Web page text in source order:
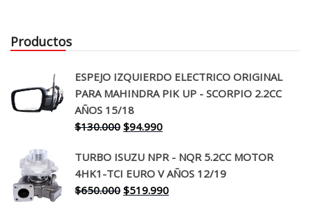
Productos
ESPEJO IZQUIERDO ELECTRICO ORIGINAL
PARA MAHINDRA PIK UP - SCORPIO 2.2CC
AÑOS 15/18
$130.000 El
original
era:
$130.000.
$94.990El
actual
es:
$94.990.
TURBO ISUZU NPR - NQR 5.2CC MOTOR
4HK1-TCI EURO V AÑOS 12/19
$650.000 El
$519.990El